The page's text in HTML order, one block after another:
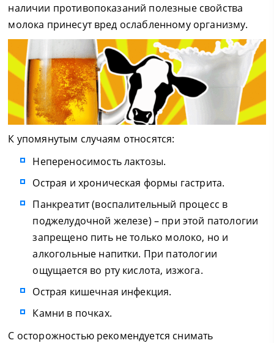
наличии противопоказаний полезные свойства
молока принесут вред ослабленному организму.
К упомянутым случаям относятся:
Непереносимость лактозы.
Острая и хроническая формы гастрита.
Панкреатит (воспалительный процесс в
поджелудочной железе) – при этой патологии
запрещено пить не только молоко, но и
алкогольные напитки. При патологии
ощущается во рту кислота, изжога.
Острая кишечная инфекция.
Камни в почках.
С осторожностью рекомендуется снимать